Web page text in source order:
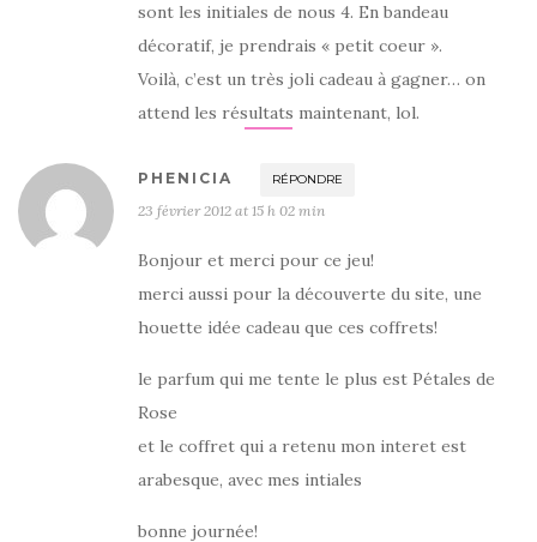
sont les initiales de nous 4. En bandeau
décoratif, je prendrais « petit coeur ».
Voilà, c’est un très joli cadeau à gagner… on
attend les résultats maintenant, lol.
PHENICIA RÉPONDRE
23 février 2012 at 15 h 02 min
Bonjour et merci pour ce jeu!
merci aussi pour la découverte du site, une
houette idée cadeau que ces coffrets!
le parfum qui me tente le plus est Pétales de
Rose
et le coffret qui a retenu mon interet est
arabesque, avec mes intiales
bonne journée!